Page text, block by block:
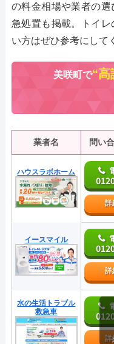
の料金相場や業者の
急処置も掲載。トイ
い方はぜひ参考にして
美咲町で“高
業者名 問い
ハウスラボホーム
詳
イースマイル
詳
水の生活トラブル
救急車
詳